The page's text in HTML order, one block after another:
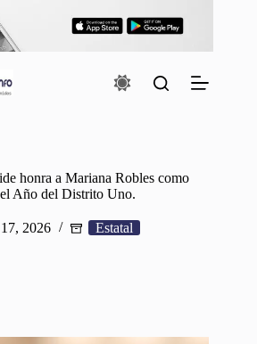
honra a Mariana Robles como
Año del Distrito Uno.
2026 Estatal